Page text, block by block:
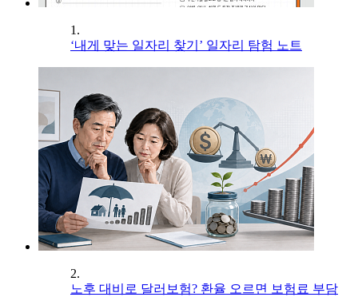
1.
‘내게 맞는 일자리 찾기’ 일자리 탐험 노트
2.
노후 대비로 달러보험? 환율 오르면 보험료 부담